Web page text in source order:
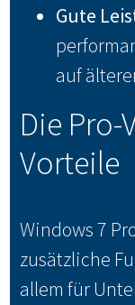
Gute
auf
Die
Vorteile
Windows 7
zusätzliche
allem für